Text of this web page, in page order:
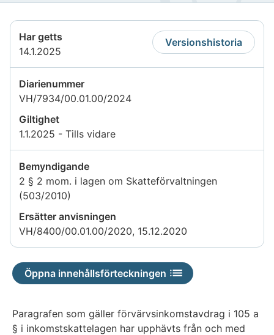
Har getts
14.1.2025
Versionshistoria
Diarienummer
VH/7934/00.01.00/2024
Giltighet
1.1.2025 - Tills vidare
Bemyndigande
2 § 2 mom. i lagen om Skatteförvaltningen
(503/2010)
Ersätter anvisningen
VH/8400/00.01.00/2020, 15.12.2020
Öppna innehållsförteckningen
Paragrafen som gäller förvärvsinkomstavdrag i 105 a
§ i inkomstskattelagen har upphävts från och med